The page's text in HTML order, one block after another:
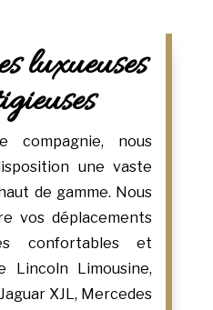
luxueuses
nous
une vaste
de gamme. Nous
vos déplacements
confortables et
Lincoln Limousine,
XJL, Mercedes